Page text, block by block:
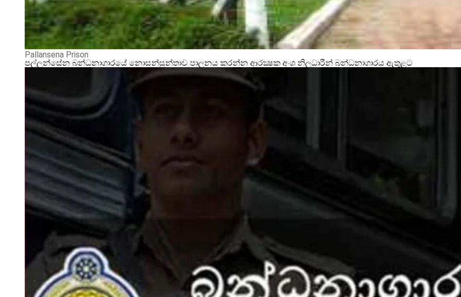
Pallansena Prison
පල්ලන්සේන බන්ධනාගාරයේ නොසන්සුන්තාව පාලනය කරන්න ආරක්‍ෂක අංශ නිලධාරීන් බන්ධනාගාරය ඇතුළට